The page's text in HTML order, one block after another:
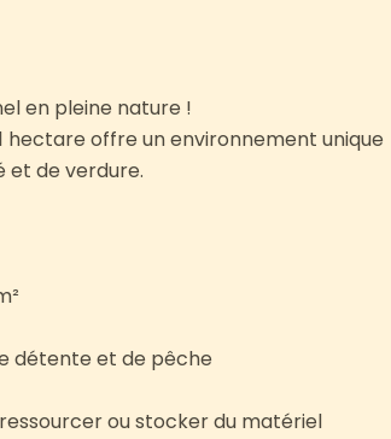
en pleine nature !
hectare offre un environnement unique
et de verdure.
détente et de pêche
ou stocker du matériel